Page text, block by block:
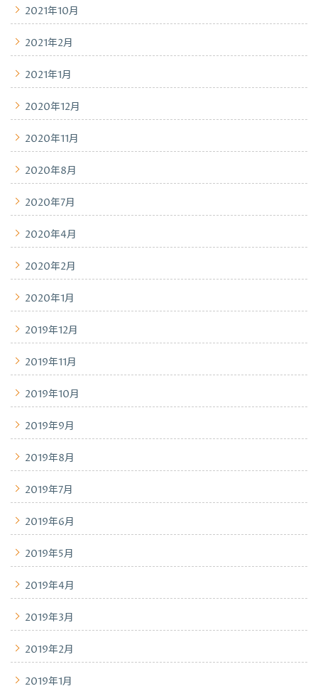
2021年10月
2021年2月
2021年1月
2020年12月
2020年11月
2020年8月
2020年7月
2020年4月
2020年2月
2020年1月
2019年12月
2019年11月
2019年10月
2019年9月
2019年8月
2019年7月
2019年6月
2019年5月
2019年4月
2019年3月
2019年2月
2019年1月